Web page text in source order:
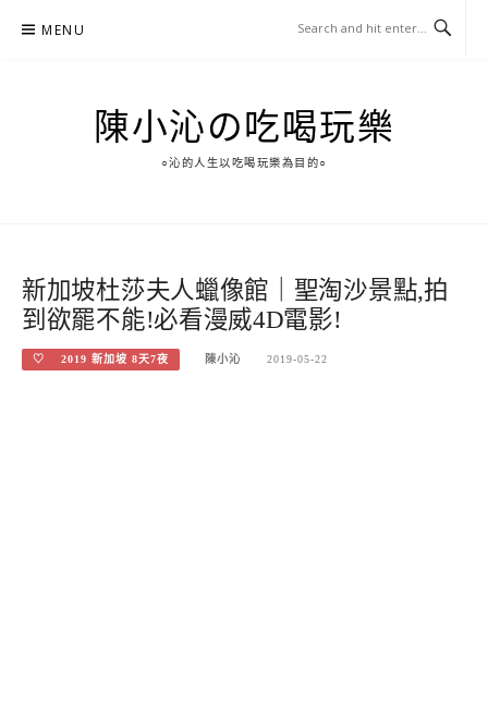
MENU
陳小沁の吃喝玩樂
○沁的人生以吃喝玩樂為目的○
新加坡杜莎夫人蠟像館｜聖淘沙景點,拍
到欲罷不能!必看漫威4D電影!
♡ 2019 新加坡 8天7夜 陳小沁 2019-05-22